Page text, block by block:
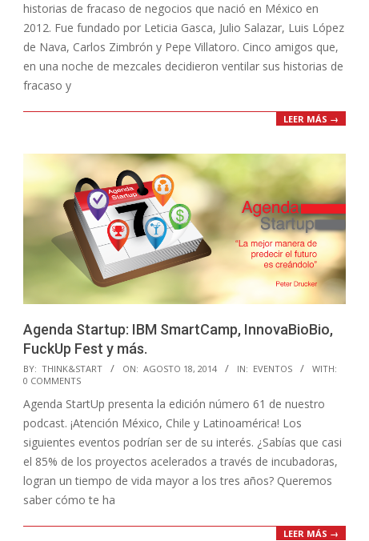
historias de fracaso de negocios que nació en México en
2012. Fue fundado por Leticia Gasca, Julio Salazar, Luis López
de Nava, Carlos Zimbrón y Pepe Villatoro. Cinco amigos que,
en una noche de mezcales decidieron ventilar sus historias de
fracaso y
LEER MÁS →
Agenda Startup: IBM SmartCamp, InnovaBioBio,
FuckUp Fest y más.
2014-
08-
18
BY: THINK&START ON: AGOSTO 18, 2014 IN: EVENTOS
WITH:
0 COMMENTS
Agenda StartUp presenta la edición número 61 de nuestro
podcast. ¡Atención México, Chile y Latinoamérica! Los
siguientes eventos podrían ser de su interés. ¿Sabías que casi
el 85% de los proyectos acelerados a través de incubadoras,
logran un tiempo de vida mayor a los tres años? Queremos
saber cómo te ha
LEER MÁS →